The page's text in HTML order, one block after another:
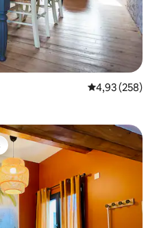
Calificación
4,93 (258)
más destacados